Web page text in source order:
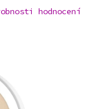
hodnocení